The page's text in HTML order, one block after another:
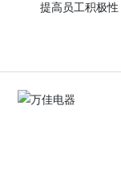
应用领域
提高员工积极性